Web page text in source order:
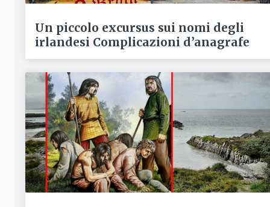
Un piccolo excursus sui nomi degli
irlandesi Complicazioni d’anagrafe